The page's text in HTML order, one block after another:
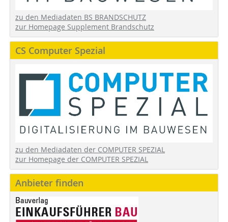
zu den Mediadaten BS BRANDSCHUTZ
zur Homepage Supplement Brandschutz
CS Computer Spezial
zu den Mediadaten der COMPUTER SPEZIAL
zur Homepage der COMPUTER SPEZIAL
Anbieter finden